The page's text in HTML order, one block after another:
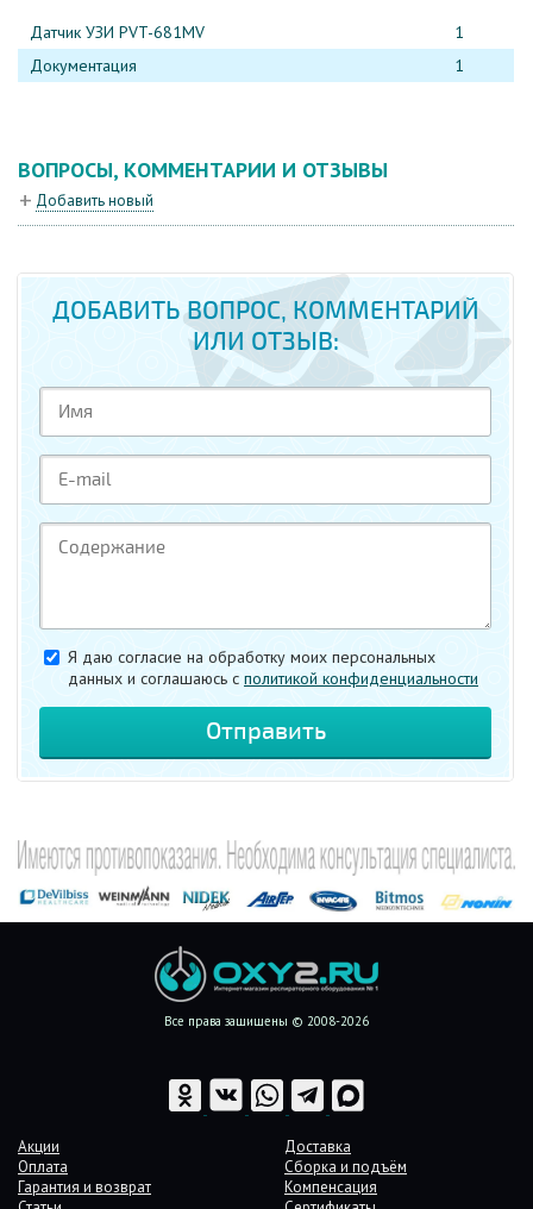
Датчик УЗИ PVT-681MV
1
Документация
1
ВОПРОСЫ, КОММЕНТАРИИ И ОТЗЫВЫ
Добавить новый
ДОБАВИТЬ ВОПРОС, КОММЕНТАРИЙ
ИЛИ ОТЗЫВ:
Я даю согласие на обработку моих персональных
данных и соглашаюсь c политикой конфиденциальности
Все права защищены © 2008-2026
Акции
Доставка
Оплата
Сборка и подъём
Гарантия и возврат
Компенсация